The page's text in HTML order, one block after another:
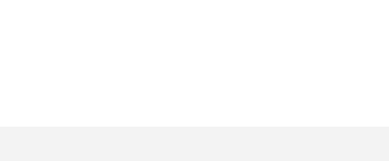
соответствия требованиям налогового законодательства.